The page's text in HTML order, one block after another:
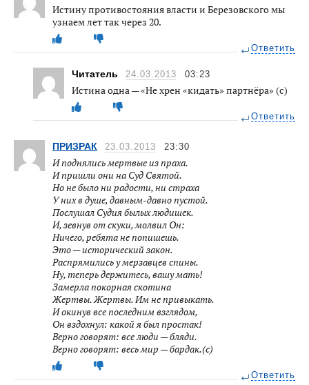
Истину противостояния власти и Березовского мы
узнаем лет так через 20.
Ответить
Читатель 24.03.2013 03:23
Истина одна — «Не хрен «кидать» партнёра» (с)
Ответить
ПРИЗРАК 23.03.2013 23:30
И поднялись мертвые из праха.
И пришли они на Суд Святой.
Но не было ни радости, ни страха
У них в душе, давным-давно пустой.
Послушал Судия былых людишек.
И, зевнув от скуки, молвил Он:
Ничего, ребята не попишешь.
Это — исторический закон.
Распрямились у мерзавцев спины.
Ну, теперь держитесь, вашу мать!
Замерла покорная скотина
Жертвы. Жертвы. Им не привыкать.
И окинув все последним взглядом,
Он вздохнул: какой я был простак!
Верно говорят: все люди — бляди.
Верно говорят: весь мир — бардак.(с)
Ответить